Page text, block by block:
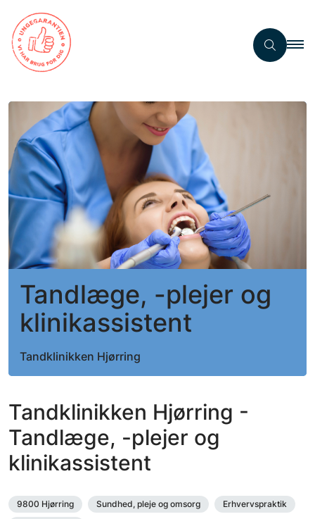
Tandlæge, -plejer og
klinikassistent
Tandklinikken Hjørring
Tandklinikken Hjørring -
Tandlæge, -plejer og
klinikassistent
9800 Hjørring Sundhed, pleje og omsorg
Erhvervspraktik